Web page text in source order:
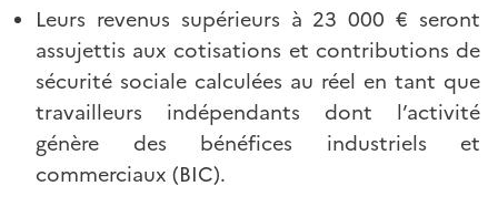
Leurs revenus supérieurs à 23 000 € seront
assujettis aux cotisations et contributions de
sécurité sociale calculées au réel en tant que
travailleurs indépendants dont l’activité
génère des bénéfices industriels et
commerciaux (BIC).